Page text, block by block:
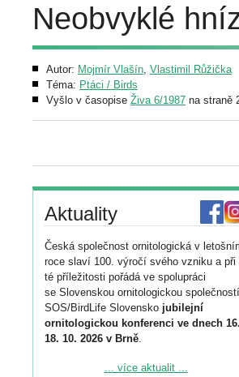
Neobvyklé
Autor: Mojmír Vlašín, Vlastimil Růžička
Téma: Ptáci / Birds
Vyšlo v časopise Živa 6/1987 na straně
Aktuality
Česká společnost ornitologická v
roce slaví 100. výročí svého vzniku a při
té příležitosti pořádá ve spolupráci
se Slovenskou ornitologickou společností
SOS/BirdLife Slovensko jubilejní
ornitologickou konferenci ve dnech
18. 10. 2026 v Brně.
Podrobnější informace ke konferenci
... více aktualit ...